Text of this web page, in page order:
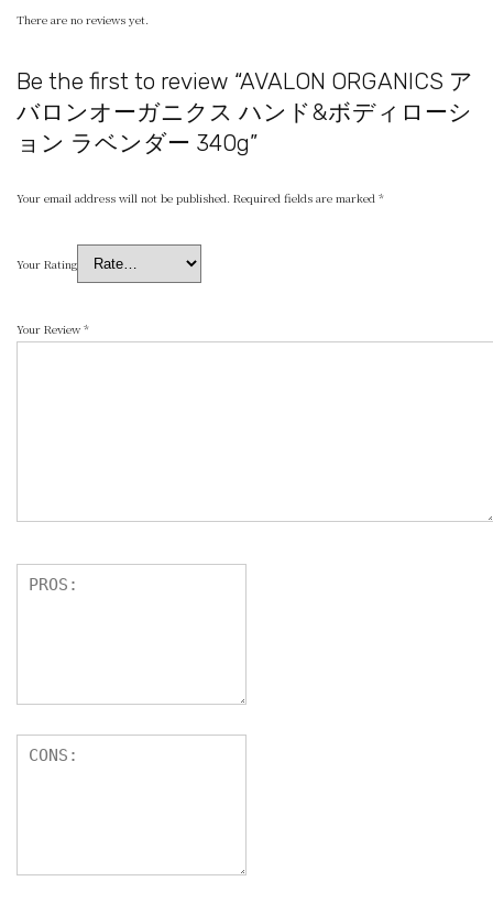
There are no reviews yet.
Be the first to review “AVALON ORGANICS ア
バロンオーガニクス ハンド&ボディローシ
ョン ラベンダー 340g”
Your email address will not be published. Required fields are marked *
Your Rating
Your Review *